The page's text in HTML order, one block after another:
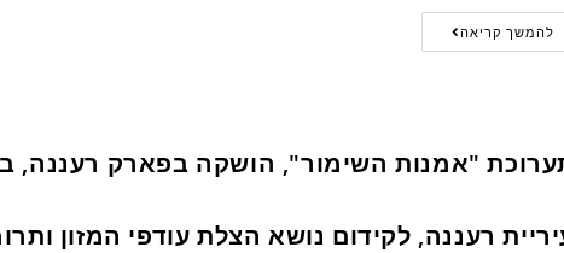
להמשך קריאה
"אמנות השימור", הושקה בפארק רעננה,
רעננה, לקידום נושא הצלת עודפי המזון